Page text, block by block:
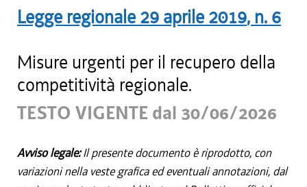
Legge regionale 29 aprile 2019, n. 6
Misure urgenti per il recupero della
competitività regionale.
TESTO VIGENTE dal 30/06/2026
Avviso legale:Il presente documento è riprodotto, con
variazioni nella veste grafica ed eventuali annotazioni, dal